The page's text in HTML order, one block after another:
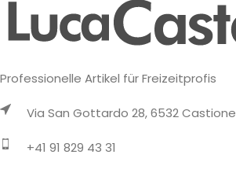
Professionelle Artikel für Freizeitprofis
Via San Gottardo 28, 6532 Castione
+41 91 829 43 31